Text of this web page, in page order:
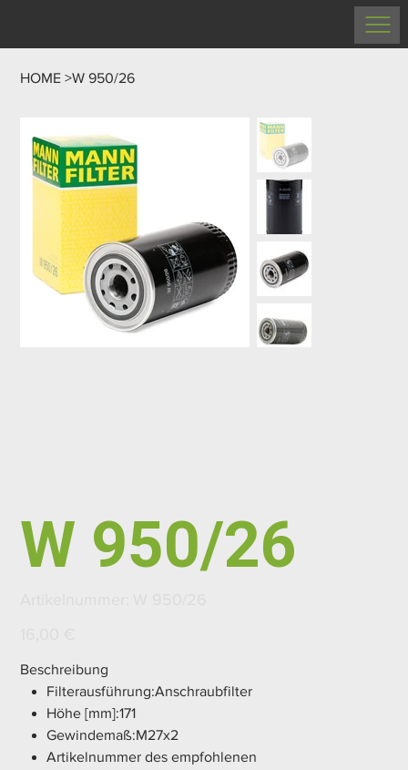
HOME >W 950/26
W 950/26
Beschreibung
Filterausführung:Anschraubfilter
Höhe [mm]:171
Gewindemaß:M27x2
Artikelnummer des empfohlenen